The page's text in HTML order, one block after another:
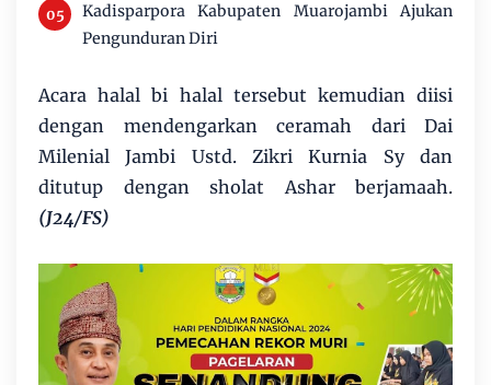
Kadisparpora Kabupaten Muarojambi Ajukan
Pengunduran Diri
Acara halal bi halal tersebut kemudian diisi
dengan mendengarkan ceramah dari Dai
Milenial Jambi Ustd. Zikri Kurnia Sy dan
ditutup dengan sholat Ashar berjamaah.
(J24/FS)